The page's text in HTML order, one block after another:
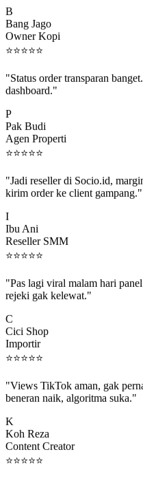
Bang Jago
Owner Kopi
⭐⭐⭐⭐⭐
dashboard."
Pak Budi
Agen Properti
⭐⭐⭐⭐⭐
kirim order ke client gampang."
Ibu Ani
Reseller SMM
⭐⭐⭐⭐⭐
rejeki gak kelewat."
Cici Shop
Importir
⭐⭐⭐⭐⭐
beneran naik, algoritma suka."
Koh Reza
Content Creator
⭐⭐⭐⭐⭐